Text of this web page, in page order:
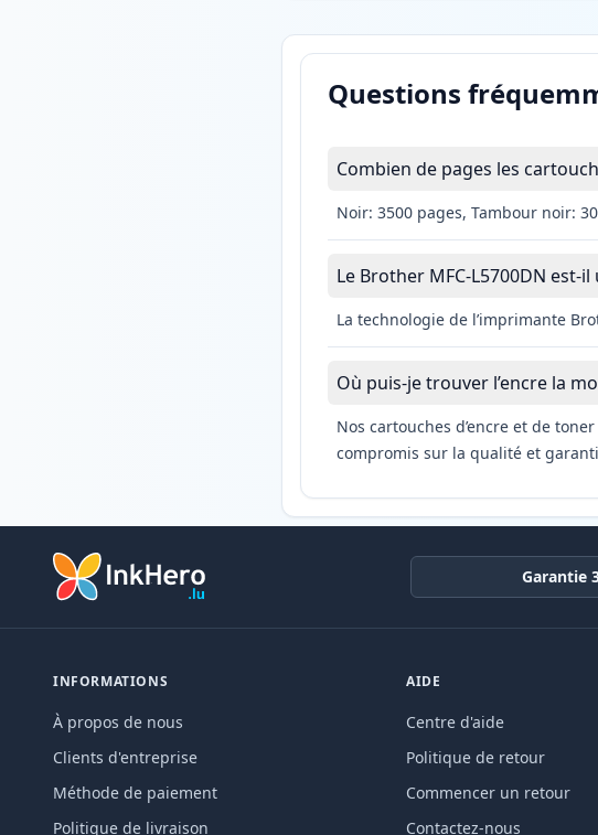
Questions
Combien de pages les
Noir: 3500 pages, Tambour noir:
Le Brother MFC-L5700DN est-
La technologie de l’imprimante
Où puis-je trouver l’encre la
Nos cartouches d’encre et de
compromis sur la qualité et
Garantie
INFORMATIONS
À propos de nous
Clients d'entreprise
Méthode de paiement
Politique de livraison
AIDE
Centre d'aide
Politique de retour
Commencer un retour
Contactez-nous